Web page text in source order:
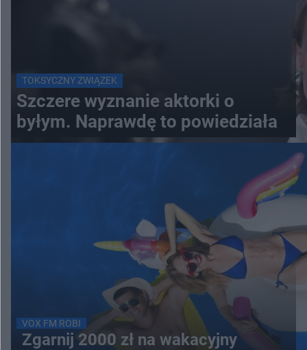
TOKSYCZNY ZWIĄZEK
Szczere wyznanie aktorki o
byłym. Naprawdę to powiedziała
VOX FM ROBI
Zgarnij 2000 zł na wakacyjny